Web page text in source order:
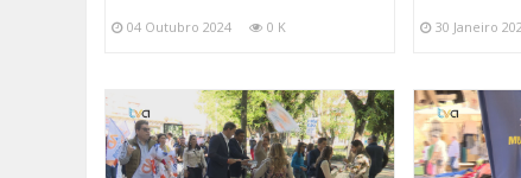
04 Outubro 2024 0 K 30 Janeiro